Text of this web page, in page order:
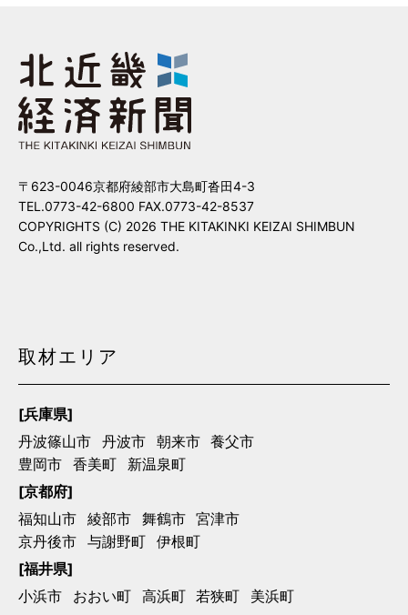
〒623-0046京都府綾部市大島町沓田4-3
TEL.0773-42-6800 FAX.0773-42-8537
COPYRIGHTS (C) 2026 THE KITAKINKI KEIZAI SHIMBUN
Co.,Ltd. all rights reserved.
取材エリア
[兵庫県]
丹波篠山市
丹波市 朝来市
養父市
豊岡市
香美町
新温泉町
[京都府]
福知山市
綾部市 舞鶴市
宮津市
京丹後市
与謝野町
伊根町
[福井県]
小浜市
おおい町 高浜町 若狭町 美浜町